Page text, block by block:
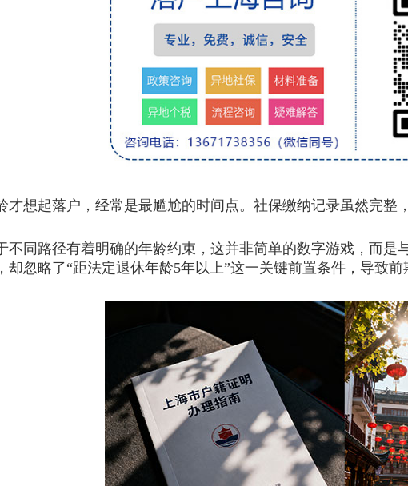
起落户，经常是最尴尬的时间点。社保缴纳记录虽然完整
路径有着明确的年龄约束，这并非简单的数字游戏，而是
却忽略了“距法定退休年龄5年以上”这一关键前置条件，导致前